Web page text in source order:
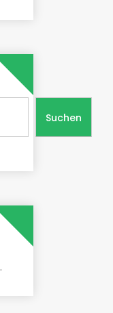
Suchen